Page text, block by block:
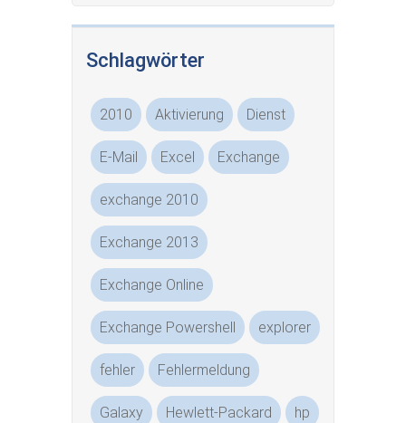
Schlagwörter
2010 Aktivierung Dienst
E-Mail Excel Exchange
exchange 2010
Exchange 2013
Exchange Online
Exchange Powershell explorer
fehler Fehlermeldung
Galaxy Hewlett-Packard hp